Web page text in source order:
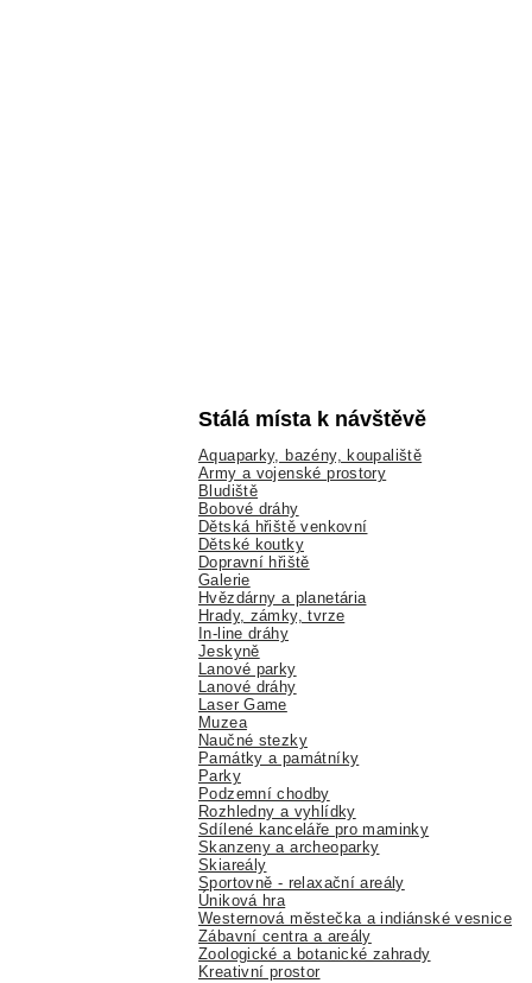
Stálá místa k návštěvě
Aquaparky, bazény, koupaliště
Army a vojenské prostory
Bludiště
Bobové dráhy
Dětská hřiště venkovní
Dětské koutky
Dopravní hřiště
Galerie
Hvězdárny a planetária
Hrady, zámky, tvrze
In-line dráhy
Jeskyně
Lanové parky
Lanové dráhy
Laser Game
Muzea
Naučné stezky
Památky a památníky
Parky
Podzemní chodby
Rozhledny a vyhlídky
Sdílené kanceláře pro maminky
Skanzeny a archeoparky
Skiareály
Sportovně - relaxační areály
Úniková hra
Westernová městečka a indiánské vesnice
Zábavní centra a areály
Zoologické a botanické zahrady
Kreativní prostor